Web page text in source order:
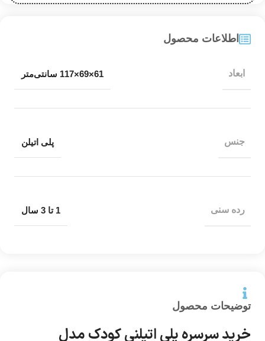
توضیحات محصول
خرید سرسره پلی اتیلنی کودک مدل
اطلاعات محصول
ابعاد 61×69×117 سانتی‌متر
جنس پلی اتیلن
رده سنی 1 تا 3 سال